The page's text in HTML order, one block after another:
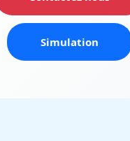
Simulation